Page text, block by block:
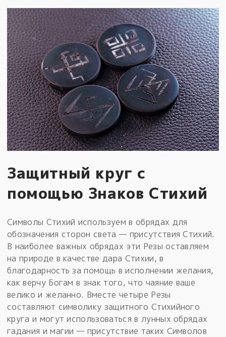
Защитный круг с
помощью Знаков Стихий
Символы Стихий используем в обрядах для
обозначения сторон света — присутствия Стихий.
В наиболее важных обрядах эти Резы оставляем
на природе в качестве дара Стихии, в
благодарность за помощь в исполнении желания,
как верчу Богам в знак того, что чаяние ваше
велико и желанно. Вместе четыре Резы
составляют символику защитного Стихийного
круга и могут использоваться в лунных обрядах
гадания и магии — присутствие таких Символов